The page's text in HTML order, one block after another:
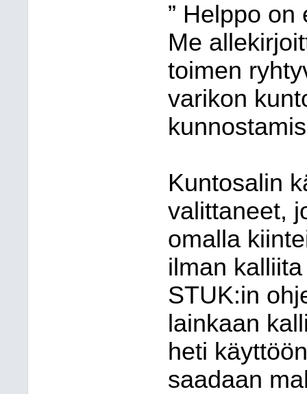
” Helppo
Me
toimen
varikon
Kuntosalin
valittaneet,
omalla
ilman
STUK:in
lainkaan
heti
saadaan